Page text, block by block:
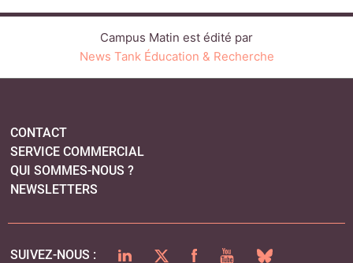
SUIVEZ-NOUS : LINKEDINTWITTERFACEBOOK
YOUTUBEBLUESKY
MENTIONS LÉGALES
POLITIQUE DE CONFIDENTIALITÉ
COOKIES